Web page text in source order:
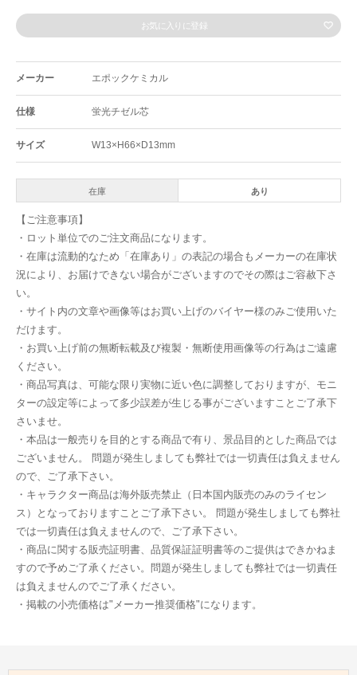
お気に入りに登録
メーカー エポックケミカル
仕様 蛍光チゼル芯
サイズ W13×H66×D13mm
在庫 あり
【ご注意事項】
・ロット単位でのご注文商品になります。
・在庫は流動的なため「在庫あり」の表記の場合もメーカーの在庫状
況により、お届けできない場合がございますのでその際はご容赦下さ
い。
・サイト内の文章や画像等はお買い上げのバイヤー様のみご使用いた
だけます。
・お買い上げ前の無断転載及び複製・無断使用画像等の行為はご遠慮
ください。
・商品写真は、可能な限り実物に近い色に調整しておりますが、モニ
ターの設定等によって多少誤差が生じる事がございますことご了承下
さいませ。
・本品は一般売りを目的とする商品で有り、景品目的とした商品では
ございません。 問題が発生しましても弊社では一切責任は負えません
ので、ご了承下さい。
・キャラクター商品は海外販売禁止（日本国内販売のみのライセン
ス）となっておりますことご了承下さい。 問題が発生しましても弊社
では一切責任は負えませんので、ご了承下さい。
・商品に関する販売証明書、品質保証証明書等のご提供はできかねま
すので予めご了承ください。問題が発生しましても弊社では一切責任
は負えませんのでご了承ください。
・掲載の小売価格は"メーカー推奨価格"になります。